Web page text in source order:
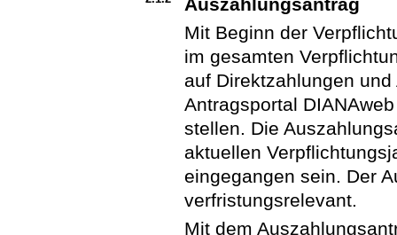
Auszahlungsantrag
Mit Beginn der
im gesamten
auf Direktzahlungen
Antragsportal
stellen. Die
aktuellen
eingegangen sein. Der
verfristungsrelevant.
Mit dem